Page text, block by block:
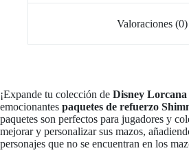
Valoraciones (0)
¡Expande tu colección de Disney
emocionantes paquetes de refuerzo
paquetes son perfectos para jugadores y
mejorar y personalizar sus mazos,
personajes que no se encuentran en los